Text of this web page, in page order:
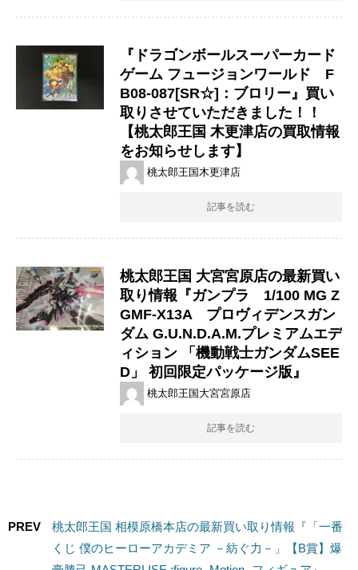
『ドラゴンボールスーパーカード
ゲーム ​フュージョンワールド F
B08-087[SR☆]：ブロリー』買い
取りさせていただきました！！
【桃太郎王国 木更津店の買取情報
をお知らせします】
桃太郎王国木更津店
記事を読む
桃太郎王国 大宮宮原店の最新買い
取り情報『ガンプラ 1/100 ​MG ​Z
GMF-X13A プロヴィデンスガン
ダム ​G.U.N.D.A.M.プレミアムエデ
ィション ​「機動戦士ガンダムSEE
D」 ​初回限定パッケージ版』
桃太郎王国大宮宮原店
記事を読む
PREV
桃太郎王国 相模原橋本店の最新買い取り情報『「一番
くじ 僕のヒーローアカデミア －紡ぐ力－」【B賞】爆